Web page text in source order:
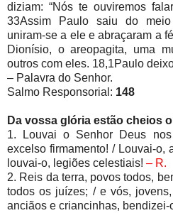
diziam: “Nós te ouviremos
33Assim Paulo saiu do
uniram-se a ele e abraçaram a
Dionísio, o areopagita, uma
outros com eles. 18,1Paulo
– Palavra do Senhor.
Salmo Responsorial: 148
Da vossa glória estão cheios
1. Louvai o Senhor Deus
excelso firmamento! / Louvai-o,
louvai-o, legiões celestiais! – R.
2. Reis da terra, povos todos,
todos os juízes; / e vós,
anciãos e criancinhas, bendizei-